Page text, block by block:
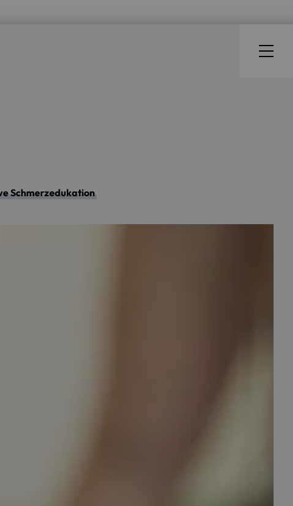
Schmerzedukation